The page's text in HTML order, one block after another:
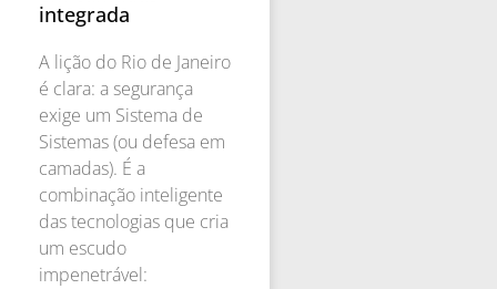
integrada
A lição do Rio de Janeiro
é clara: a segurança
exige um Sistema de
Sistemas (ou defesa em
camadas). É a
combinação inteligente
das tecnologias que cria
um escudo
impenetrável: